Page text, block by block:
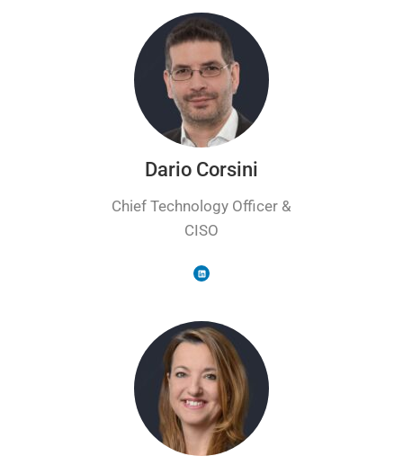
Dario Corsini
Chief Technology Officer &
CISO